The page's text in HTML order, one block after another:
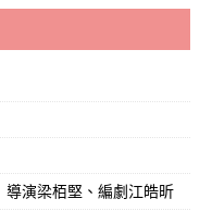
演梁栢堅、編劇江皓昕